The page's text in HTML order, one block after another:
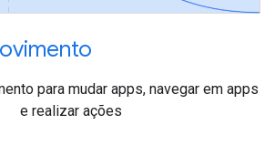
para mudar apps, navegar em apps
e realizar ações